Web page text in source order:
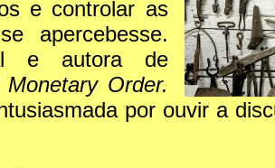
e controlar as
apercebesse.
e autora de
Order.
por ouvir a